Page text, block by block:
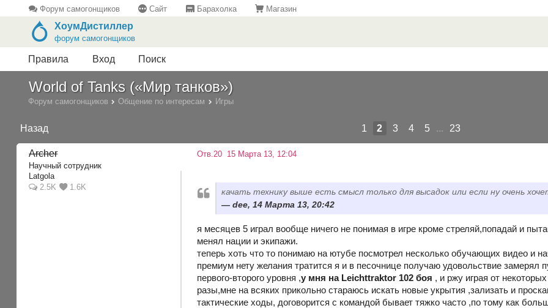
Форум самогонщиков Сайт Барахолка Магазин
ХоумДистиллер
форум самогонщиков
Правила Вход Поиск
World of Tanks («Мир танков»)
Форум самогонщиков Общение по интересам Игры
Назад 1 2 3 4 5 ... 23
Archer
Научный сотрудник
Latgola
2.5K
1.6K
Отв.20 15 Марта 13, 12:04
качать технику выше есть смысл только для высадок или если ну очень
dee, 14 Марта 13, 20:42
я месяцев 5 играл вообще ничего не понимая в игре кроме стреляй,попадай и
менял нации и экипажи.
теперь хоть что то понимаю на ютубе посмотрел несколько обучающих видео и
премиум нету желания тратится я и в песочнице получаю удовольствие
первого-второго уровня ,у мня на Leichttraktor 102 боя , и ржу играя от
разы,мне на всяких прикольно стараюсь искать новые укрытия ,зализать и
тактические ходы, договорится с командой бывает тяжко часто ,по тому как